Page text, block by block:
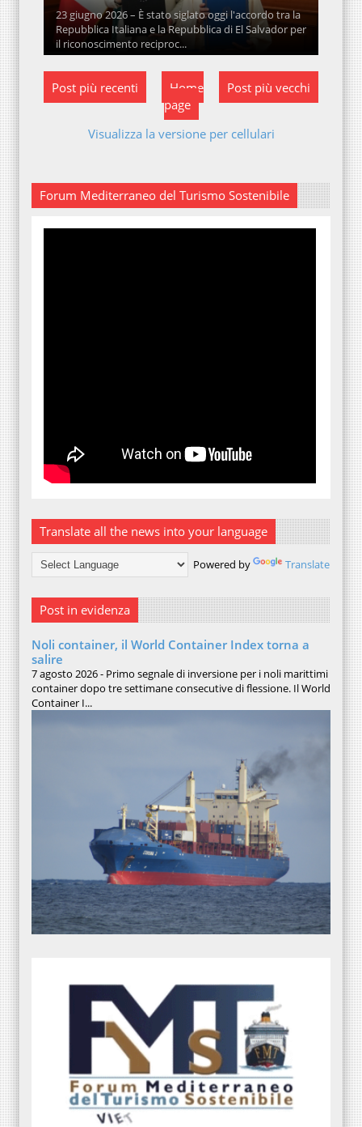
23 giugno 2026 – È stato siglato oggi l'accordo tra la
Repubblica Italiana e la Repubblica di El Salvador per
il riconoscimento reciproc...
Post più recenti Post più vecchi
Home
page
Visualizza la versione per cellulari
Forum Mediterraneo del Turismo Sostenibile
Translate all the news into your language
Powered by Translate
Post in evidenza
Noli container, il World Container Index torna a
salire
7 agosto 2026 - Primo segnale di inversione per i noli marittimi
container dopo tre settimane consecutive di flessione. Il World
Container I...